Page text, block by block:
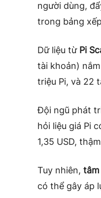
người dùng,
trong bảng
Dữ liệu từ Pi
tài khoản)
triệu Pi, và 22
Đội ngũ phát
hỏi liệu giá Pi
1,35 USD,
Tuy nhiên, tâm
có thể gây áp